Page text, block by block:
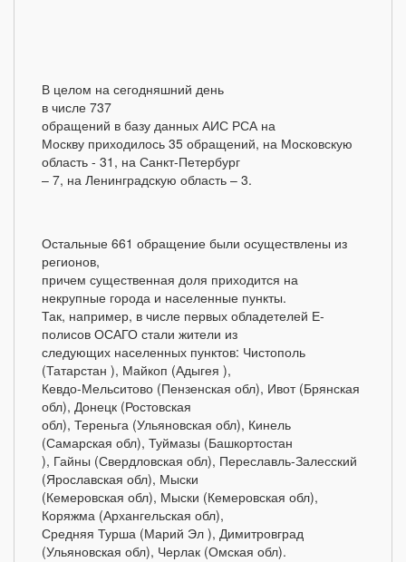
В целом на сегодняшний день
в числе 737
обращений в базу данных АИС РСА на
Москву приходилось 35 обращений, на Московскую
область - 31, на Санкт-Петербург
– 7, на Ленинградскую область – 3.
Остальные 661 обращение были осуществлены из
регионов,
причем существенная доля приходится на
некрупные города и населенные пункты.
Так, например, в числе первых обладетелей Е-
полисов ОСАГО стали жители из
следующих населенных пунктов: Чистополь
(Татарстан ), Майкоп (Адыгея ),
Кевдо-Мельситово (Пензенская обл), Ивот (Брянская
обл), Донецк (Ростовская
обл), Тереньга (Ульяновская обл), Кинель
(Самарская обл), Туймазы (Башкортостан
), Гайны (Свердловская обл), Переславль-Залесский
(Ярославская обл), Мыски
(Кемеровская обл), Мыски (Кемеровская обл),
Коряжма (Архангельская обл),
Средняя Турша (Марий Эл ), Димитровград
(Ульяновская обл), Черлак (Омская обл).